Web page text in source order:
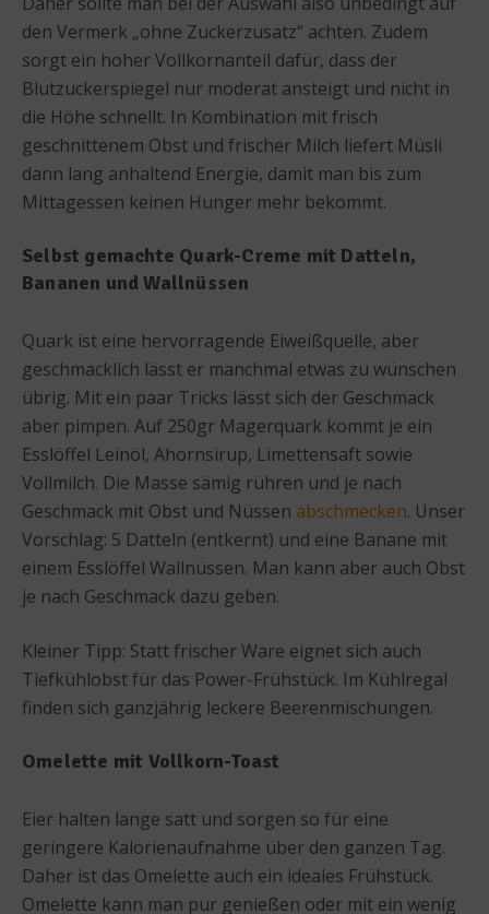
den Vermerk „ohne Zuckerzusatz“ achten. Zudem
sorgt ein hoher Vollkornanteil dafür, dass der
Blutzuckerspiegel nur moderat ansteigt und nicht in
die Höhe schnellt. In Kombination mit frisch
geschnittenem Obst und frischer Milch liefert Müsli
dann lang anhaltend Energie, damit man bis zum
Mittagessen keinen Hunger mehr bekommt.
Selbst gemachte Quark-Creme mit Datteln,
Bananen und Wallnüssen
Quark ist eine hervorragende Eiweißquelle, aber
geschmacklich lässt er manchmal etwas zu wünschen
übrig. Mit ein paar Tricks lässt sich der Geschmack
aber pimpen. Auf 250gr Magerquark kommt je ein
Esslöffel Leinöl, Ahornsirup, Limettensaft sowie
Vollmilch. Die Masse sämig rühren und je nach
Geschmack mit Obst und Nüssen abschmecken. Unser
Vorschlag: 5 Datteln (entkernt) und eine Banane mit
einem Esslöffel Wallnüssen. Man kann aber auch Obst
je nach Geschmack dazu geben.
Kleiner Tipp: Statt frischer Ware eignet sich auch
Tiefkühlobst für das Power-Frühstück. Im Kühlregal
finden sich ganzjährig leckere Beerenmischungen.
Omelette mit Vollkorn-Toast
Eier halten lange satt und sorgen so für eine
geringere Kalorienaufnahme über den ganzen Tag.
Daher ist das Omelette auch ein ideales Frühstück.
Omelette kann man pur genießen oder mit ein wenig